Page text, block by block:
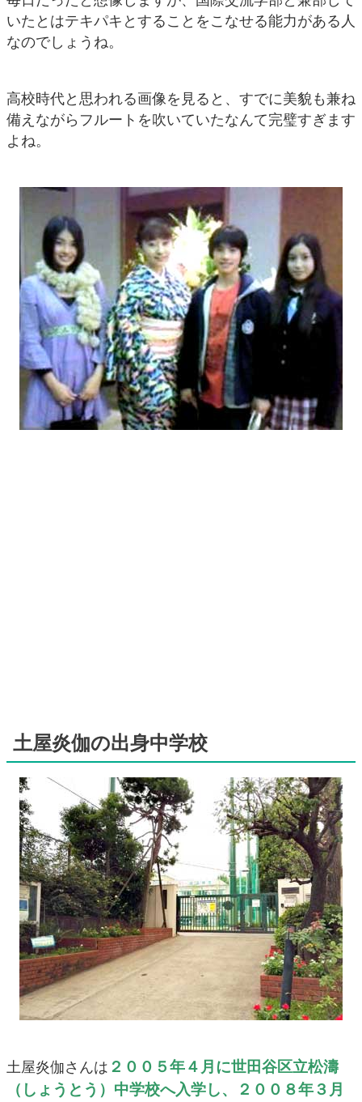
いたとはテキパキとすることをこなせる能力がある人
なのでしょうね。
高校時代と思われる画像を見ると、すでに美貌も兼ね
備えながらフルートを吹いていたなんて完璧すぎます
よね。
土屋炎伽の出身中学校
土屋炎伽さんは ２００５年４月に世田谷区立松濤
（しょうとう）中学校へ入学し、２００８年３月